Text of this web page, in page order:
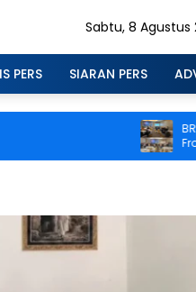
Sabtu, 8 Agustus
PERS SIARAN PERS
BRI BO
CS dan